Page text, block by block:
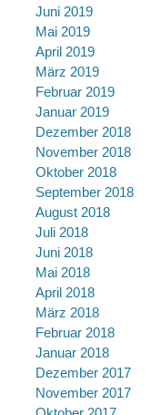
Juni 2019
Mai 2019
April 2019
März 2019
Februar 2019
Januar 2019
Dezember 2018
November 2018
Oktober 2018
September 2018
August 2018
Juli 2018
Juni 2018
Mai 2018
April 2018
März 2018
Februar 2018
Januar 2018
Dezember 2017
November 2017